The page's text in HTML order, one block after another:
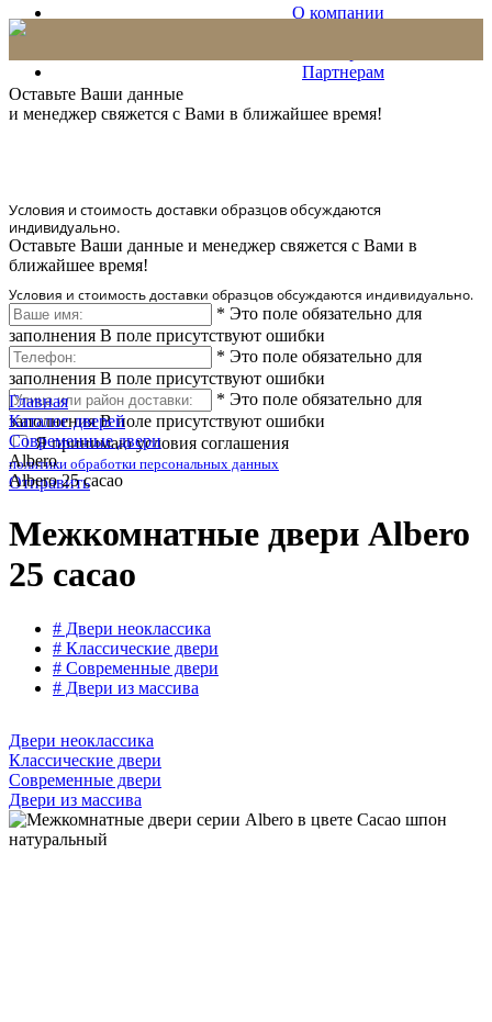
О компании
Партнерам
* Количество доставляемых образцов ограничено в 6 шт.
Оставьте Ваши данные
и менеджер свяжется с Вами в ближайшее время!
Условия и стоимость доставки образцов обсуждаются
индивидуально.
Оставьте Ваши данные и менеджер свяжется с Вами в
ближайшее время!
Условия и стоимость доставки образцов обсуждаются индивидуально.
* Это поле обязательно для
заполнения В поле присутствуют ошибки
* Это поле обязательно для
заполнения В поле присутствуют ошибки
* Это поле обязательно для
заполнения В поле присутствуют ошибки
Я принимаю условия соглашения
политики обработки персональных данных
Отправить
Главная
Каталог дверей
Современные двери
Albero
Albero 25 cacao
Межкомнатные двери Albero
25 cacao
# Двери неоклассика
# Классические двери
# Современные двери
# Двери из массива
Двери неоклассика
Классические двери
Современные двери
Двери из массива